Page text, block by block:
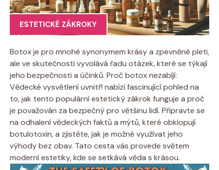
ESTETICKÉ ZÁKROKY
Botox je pro mnohé synonymem krásy a zpevněné pleti,
ale ve skutečnosti vyvolává řadu otázek, které se týkají
jeho bezpečnosti a účinků. Proč botox nezabíjí:
Vědecké vysvětlení uvnitř! nabízí fascinující pohled na
to, jak tento populární estetický zákrok funguje a proč
je považován za bezpečný pro většinu lidí. Připravte se
na odhalení vědeckých faktů a mýtů, které obklopují
botulotoxin, a zjistěte, jak je možné využívat jeho
výhody bez obav. Tato cesta vás provede světem
moderní estetiky, kde se setkává věda s krásou.